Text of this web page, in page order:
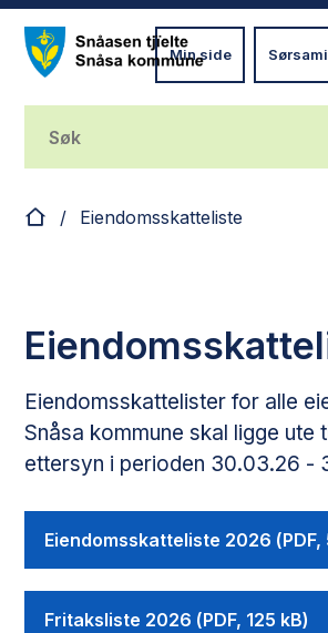
Min side
Du er her:Eiendomsskatteliste
Eiendomsskattelister for alle
Snåsa kommune skal ligge ute
ettersyn i perioden 30.03.26 -
Eiendomsskatteliste 2026
Fritaksliste 2026 (PDF, 125 kB)